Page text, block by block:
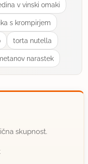
v vinski omaki
s krompirjem
torta nutella
narastek
skupnost.